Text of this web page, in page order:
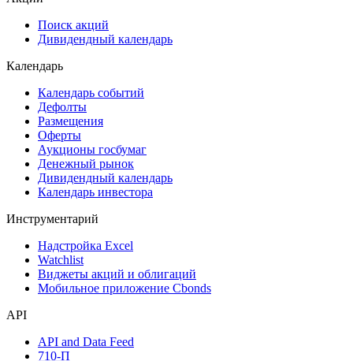
Самые популярные облигации на Cbonds.ru
Дивидендный календарь
Календарь
Календарь событий
Дефолты
Размещения
Оферты
Денежный рынок
Календарь инвестора
Инструментарий
Мобильное приложение Cbonds